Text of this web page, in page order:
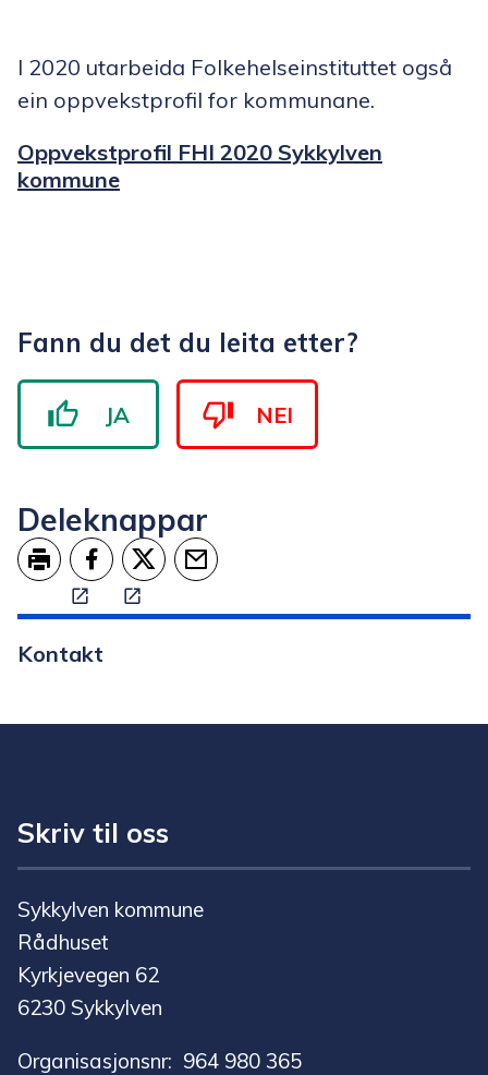
I 2020 utarbeida Folkehelseinstituttet også
ein oppvekstprofil for kommunane.
Oppvekstprofil FHI 2020 Sykkylven
kommune
Fann du det du leita etter?
JA NEI
Deleknappar
Skriv utDel på Facebook
Del på Twitter
Kontakt
Skriv til oss
Sykkylven kommune
Rådhuset
Kyrkjevegen 62
6230 Sykkylven
Organisasjonsnr: 964 980 365